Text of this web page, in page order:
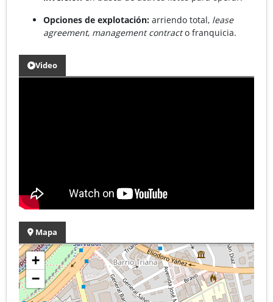
Opciones de explotación: arriendo total, lease
agreement, management contracto franquicia.
Video
Mapa
+
−